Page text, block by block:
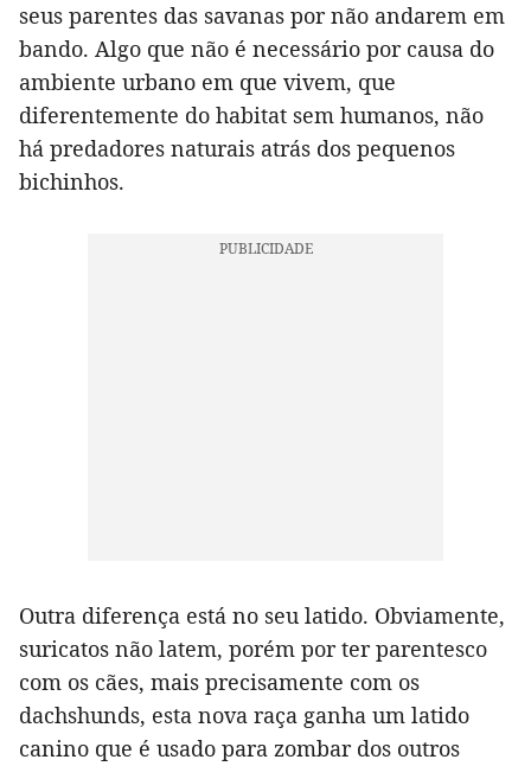
seus parentes das savanas por não andarem em
bando. Algo que não é necessário por causa do
ambiente urbano em que vivem, que
diferentemente do habitat sem humanos, não
há predadores naturais atrás dos pequenos
bichinhos.
Outra diferença está no seu latido. Obviamente,
suricatos não latem, porém por ter parentesco
com os cães, mais precisamente com os
dachshunds, esta nova raça ganha um latido
canino que é usado para zombar dos outros